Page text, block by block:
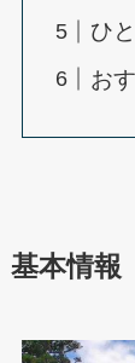
ひ
お
基本情報